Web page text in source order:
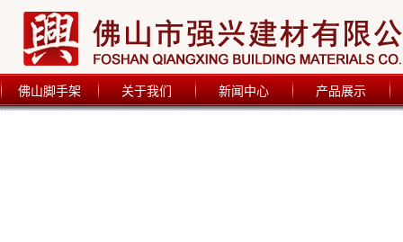
佛山脚手架 关于我们 新闻中心 产品展示